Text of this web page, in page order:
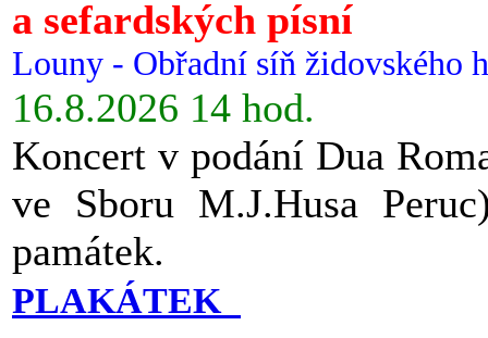
a sefardských písní
Louny - Obřadní síň židovského
16.8.2026 14 hod.
Koncert v podání Dua
ve Sboru M.J.Husa
památek.
PLAKÁTEK